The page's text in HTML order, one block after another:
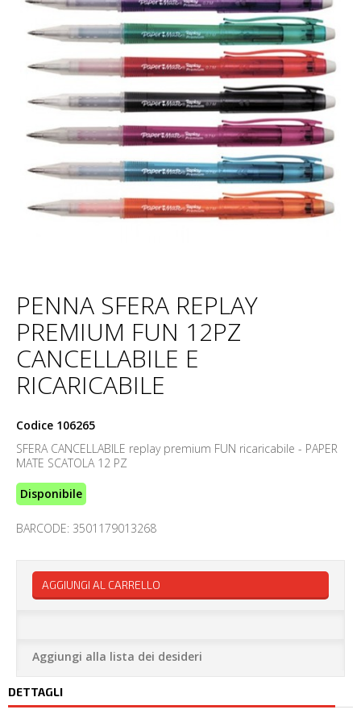
PENNA SFERA REPLAY
PREMIUM FUN 12PZ
CANCELLABILE E
RICARICABILE
Codice 106265
SFERA CANCELLABILE replay premium FUN ricaricabile - PAPER
MATE SCATOLA 12 PZ
Disponibile
BARCODE: 3501179013268
AGGIUNGI AL CARRELLO
Aggiungi alla lista dei desideri
DETTAGLI